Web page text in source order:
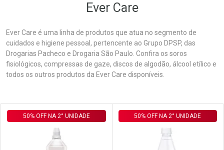
Ever Care
Ever Care é uma linha de produtos que atua no segmento de
cuidados e higiene pessoal, pertencente ao Grupo DPSP, das
Drogarias Pacheco e Drogaria São Paulo. Confira os soros
fisiológicos, compressas de gaze, discos de algodão, álcool etílico e
todos os outros produtos da Ever Care disponíveis.
Prateleira
50% OFF NA 2° UNIDADE 50% OFF NA 2° UNIDADE